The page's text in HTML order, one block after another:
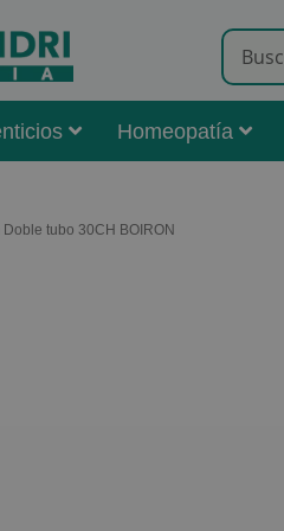
Homeopatía
tubo 30CH BOIRON